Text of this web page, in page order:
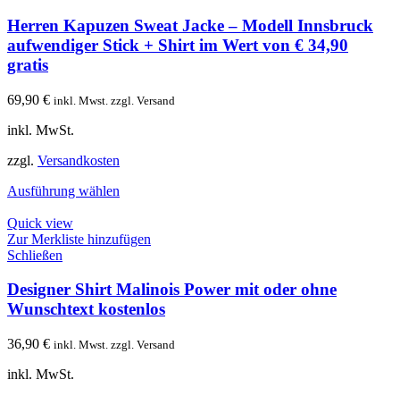
Herren Kapuzen Sweat Jacke – Modell Innsbruck
aufwendiger Stick + Shirt im Wert von € 34,90
gratis
69,90 € inkl. Mwst. zzgl. Versand
inkl. MwSt.
zzgl. Versandkosten
Ausführung wählen
Quick view
Zur Merkliste hinzufügen
Schließen
Designer Shirt Malinois Power mit oder ohne
Wunschtext kostenlos
36,90 € inkl. Mwst. zzgl. Versand
inkl. MwSt.